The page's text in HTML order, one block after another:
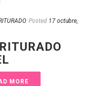
Posted 17 octubre,
MORE